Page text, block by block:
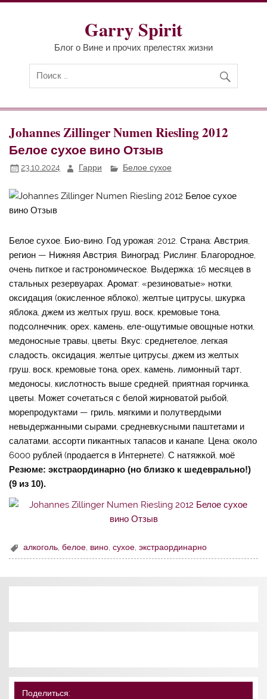
Перейти
Garry Spirit
Блог о Вине и прочих прелестях жизни
Johannes Zillinger Numen Riesling 2012
Белое сухое вино Отзыв
23.10.2024 Гарри Белое сухое
Белое сухое. Био-вино. Год урожая: 2012. Страна: Австрия,
регион — Нижняя Австрия. Виноград: Рислинг. Благородное,
очень питкое и гастрономическое. Выдержка: 16 месяцев в
стальных резервуарах. Аромат: «резиноватые» нотки,
оксидация (окисленное яблоко), желтые цитрусы, шкурка
яблока, джем из желтых груш, воск, кремовые тона,
подсолнечник, орех, камень, еле-ощутимые овощные нотки,
медоносные травы, цветы. Вкус: среднетелое, легкая
сладость, оксидация, желтые цитрусы, джем из желтых
груш, воск, кремовые тона, орех, камень, лимонный тарт,
медоносы, кислотность выше средней, приятная горчинка,
цветы. Может сочетаться с белой жирноватой рыбой,
морепродуктами — гриль, мягкими и полутвердыми
невыдержанными сырами, средневкусными паштетами и
салатами, ассорти пикантных тапасов и канапе. Цена: около
6000 рублей (продается в Интернете). С натяжкой, моё
Резюме: экстраординарно (но близко к шедеврально!)
(9 из 10).
алкоголь ,белое вино ,сухое ,экстраординарно
Поделиться: